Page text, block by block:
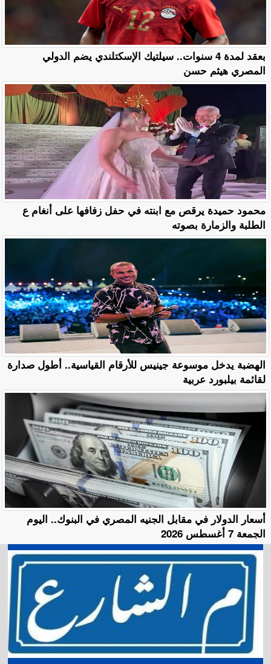
بعقد لمدة 4 سنوات.. سيلتيك الإسكتلندي يضم الدولي
المصري هيثم حسن
محمود حميدة يرقص مع ابنته في حفل زفافها على أنغام ع
الطلبة والزمارة بصوته
الهضبة يدخل موسوعة جينيس للأرقام القياسية.. أطول صدارة
لقائمة بيلبورد عربية
أسعار الدولار في مقابل الجنيه المصري في البنوك.. اليوم
الجمعة 7 أغسطس 2026